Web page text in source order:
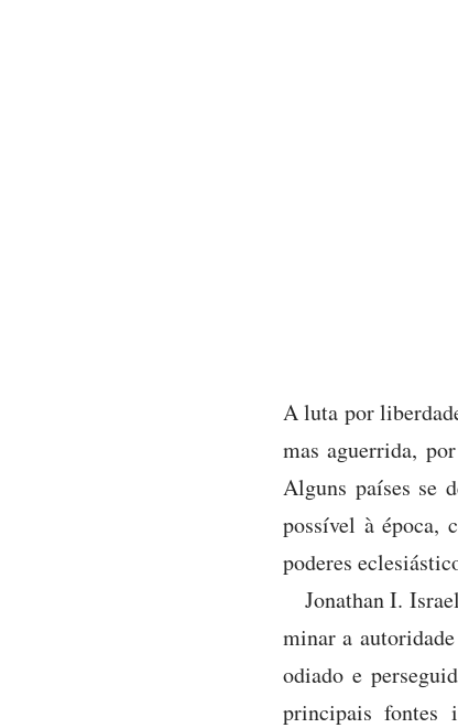
A luta por
mas aguerrida,
Alguns países se
possível à época,
poderes
Jonathan I.
minar a
odiado e
principais fontes